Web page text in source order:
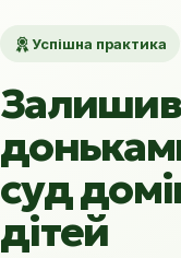
Успішна практика
суд
дітей